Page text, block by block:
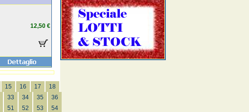
12,50 €
15 16 17
18
33 34 35
36
51 52 53
54